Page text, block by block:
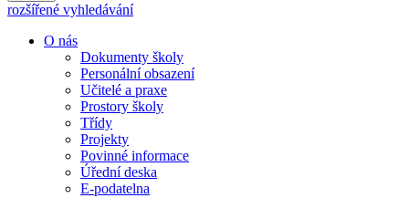
rozšířené vyhledávání
O nás
Dokumenty školy
Personální obsazení
Učitelé a praxe
Prostory školy
Třídy
Projekty
Povinné informace
Úřední deska
E-podatelna